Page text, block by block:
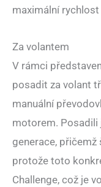
maximální
Za volantem
V rámci
posadit za volant
manuální
motorem. Posadili
generace, přičemž
protože toto
Challenge, což je